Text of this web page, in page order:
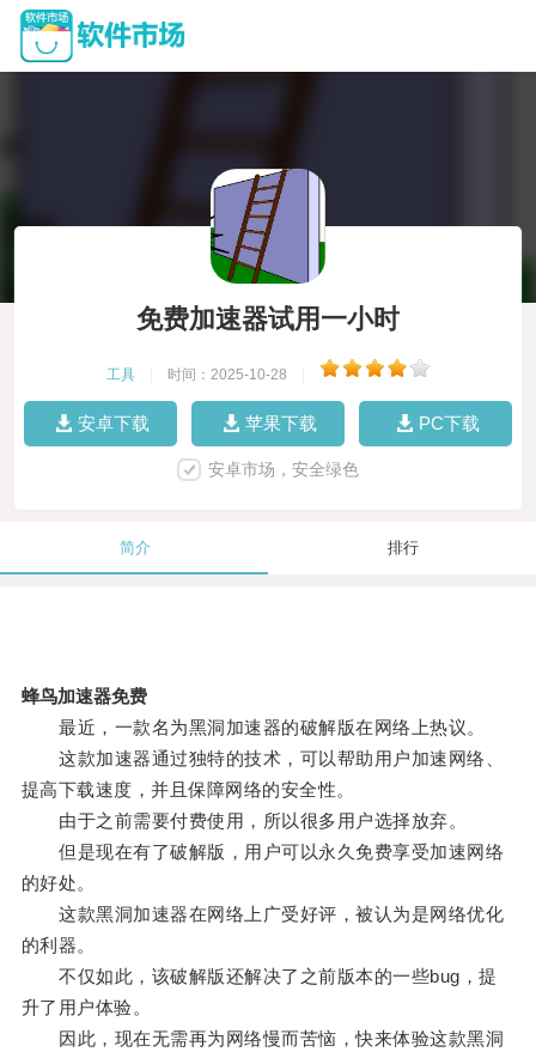
免费加速器试用一小时
工具 时间：2025-10-28
安卓下载 苹果下载 PC下载
安卓市场，安全绿色
简介 排行
蜂鸟加速器免费
最近，一款名为黑洞加速器的破解版在网络上热议。
这款加速器通过独特的技术，可以帮助用户加速网络、
提高下载速度，并且保障网络的安全性。
由于之前需要付费使用，所以很多用户选择放弃。
但是现在有了破解版，用户可以永久免费享受加速网络
的好处。
这款黑洞加速器在网络上广受好评，被认为是网络优化
的利器。
不仅如此，该破解版还解决了之前版本的一些bug，提
升了用户体验。
因此，现在无需再为网络慢而苦恼，快来体验这款黑洞